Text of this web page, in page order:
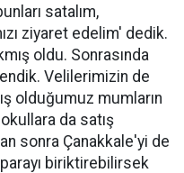
satalım,
ziyaret edelim' dedik.
oldu. Sonrasında
Velilerimizin de
olduğumuz mumların
da satış
sonra Çanakkale'yi de
biriktirebilirsek